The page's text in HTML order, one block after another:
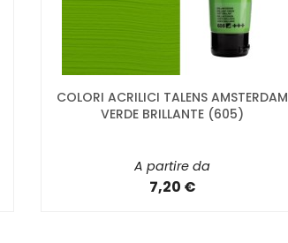
COLORI ACRILICI TALENS AMSTERDAM
VERDE BRILLANTE (605)
A partire da
7,20 €